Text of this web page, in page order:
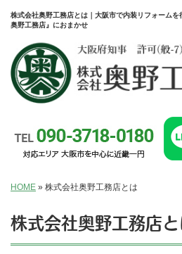
株式会社奥野工務店とは｜大阪市で内装リフォームを
奥野工務店』におまかせ
HOME » 株式会社奥野工務店とは
株式会社奥野工務店と